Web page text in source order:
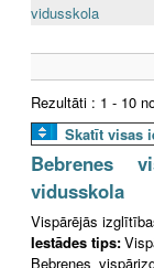
vidusskola
Rezultāti : 1 - 10
Skatīt visas
Bebrenes
vidusskola
Vispārējās
Iestādes tips:
Bebrenes